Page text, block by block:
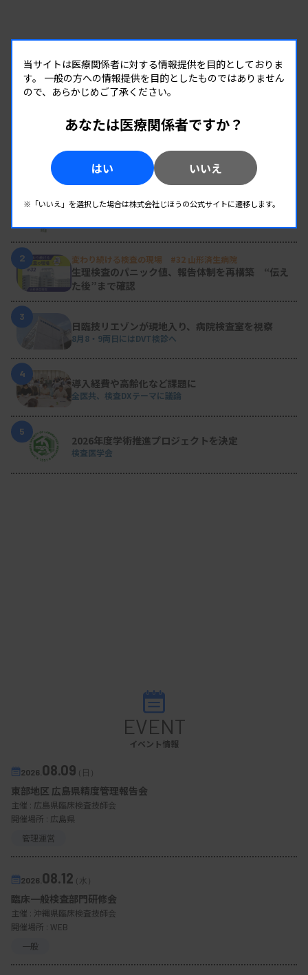
RANKING
人気の記事
新人臨床検査技師の歩き方 ［第16回］
2 変わり続ける検査の現場 #32 山形済生病院
生理検査のパニック値、報告体制を再構築 “伝え
た後”まで確認
3
日臨技リエゾンが現地入り、病院検査室を視察
8月8・9両日にはDVT検診へ
4
導入経費や高齢化など課題に
全医共、検査DXテーマに議論
5
2026年度学術推進プロジェクトを決定
検査医学会
EVENT
イベント情報
2026. 08.09（日）
東部地区 広島県精度管理報告会
主催 : 広島県臨床検査技師会
開催場所 : 広島県
管理運営
2026. 08.12（水）
臨床一般検査部門研修会
主催 : 沖縄県臨床検査技師会
開催場所 : WEB
一般
当サイトは医療関係者に対する情報提供を目的としておりま
す。 一般の方への情報提供を目的としたものではありません
ので、あらかじめご了承ください。
あなたは医療関係者ですか？
はい いいえ
※「いいえ」を選択した場合は株式会社じほうの公式サイトに遷移します。